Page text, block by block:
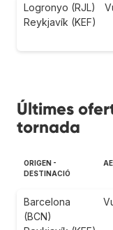
Logronyo (RJL)
Reykjavík (KEF)
Últimes
tornada
ORIGEN -
DESTINACIÓ
Barcelona
(BCN)